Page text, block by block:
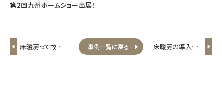
第2回九州ホームショー出展！
床暖房って故障す 事例一覧に戻る 床暖房の導入は